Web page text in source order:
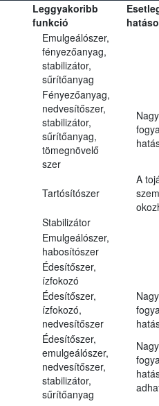
Leggyakoribb
funkció
Emulgeálószer,
fényezőanyag,
stabilizátor,
sűrítőanyag
Fényezőanyag,
nedvesítőszer,
stabilizátor,
sűrítőanyag,
tömegnövelő
szer
Tartósítószer
A
Stabilizátor
Emulgeálószer,
habosítószer
Édesítőszer,
ízfokozó
Édesítőszer,
ízfokozó,
nedvesítőszer
Édesítőszer,
emulgeálószer,
nedvesítőszer,
stabilizátor,
sűrítőanyag